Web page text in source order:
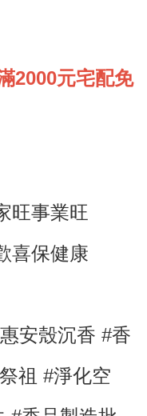
2000元宅配免
旺事業旺
喜保健康
安殼沉香 #香
祖 #淨化空